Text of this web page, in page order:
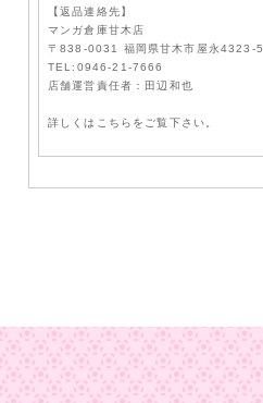
【返品連絡先】
マンガ倉庫甘木店
〒838-0031 福岡県甘木市屋永4323-5
TEL:0946-21-7666
店舗運営責任者：田辺和也
詳しくはこちらをご覧下さい。